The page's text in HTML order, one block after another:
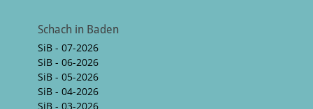
Schach in Baden
SiB - 07-2026
SiB - 06-2026
SiB - 05-2026
SiB - 04-2026
SiB - 03-2026